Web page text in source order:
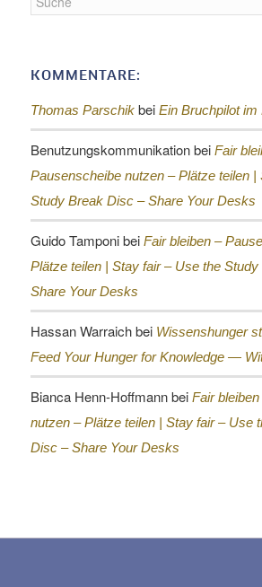
KOMMENTARE:
Thomas Parschikbei Ein Bruchpilot im
Benutzungskommunikationbei Fair
Pausenscheibe nutzen – Plätze teilen |
Study Break Disc – Share Your Desks
Guido Tamponibei Fair bleiben –
Plätze teilen | Stay fair – Use the
Share Your Desks
Hassan Warraichbei Wissenshunger
Feed Your Hunger for Knowledge —
Bianca Henn-Hoffmannbei Fair
nutzen – Plätze teilen | Stay fair – Use
Disc – Share Your Desks